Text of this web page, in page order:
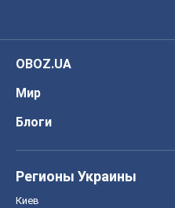
OBOZ.UA
Мир
Блоги
Регионы Украины
Киев